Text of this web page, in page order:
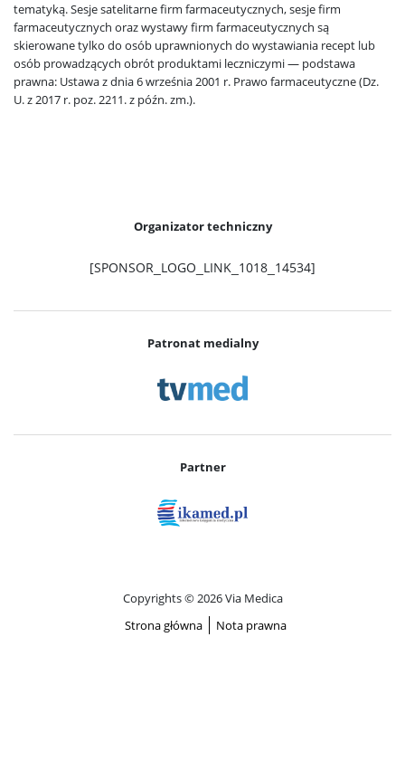
tematyką. Sesje satelitarne firm farmaceutycznych, sesje firm
farmaceutycznych oraz wystawy firm farmaceutycznych są
skierowane tylko do osób uprawnionych do wystawiania recept lub
osób prowadzących obrót produktami leczniczymi — podstawa
prawna: Ustawa z dnia 6 września 2001 r. Prawo farmaceutyczne (Dz.
U. z 2017 r. poz. 2211. z późn. zm.).
Organizator techniczny
[SPONSOR_LOGO_LINK_1018_14534]
Patronat medialny
Partner
Copyrights © 2026 Via Medica
Strona główna
Nota prawna